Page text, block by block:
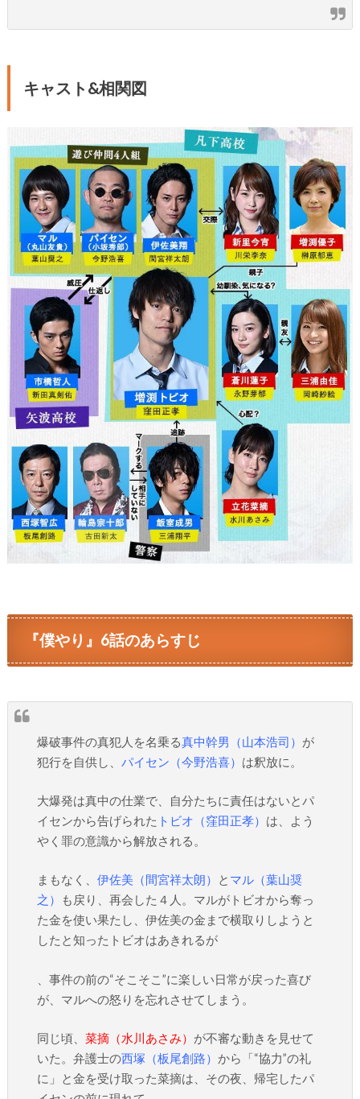
キャスト&相関図
『僕やり』6話のあらすじ
爆破事件の真犯人を名乗る真中幹男（山本浩司） が
犯行を自供し、パイセン（今野浩喜） は釈放に。
大爆発は真中の仕業で、自分たちに責任はないとパ
イセンから告げられた トビオ（窪田正孝） は、よう
やく罪の意識から解放される。
まもなく、伊佐美（間宮祥太朗） と マル（葉山奨
之）
も戻り、再会した４人。マルがトビオから奪っ
た金を使い果たし、伊佐美の金まで横取りしようと
したと知ったトビオはあきれるが
、事件の前の“そこそこ”に楽しい日常が戻った喜び
が、マルへの怒りを忘れさせてしまう。
同じ頃、菜摘（水川あさみ） が不審な動きを見せて
いた。弁護士の西塚（板尾創路） から「“協力”の礼
に」と金を受け取った菜摘は、その夜、帰宅したパ